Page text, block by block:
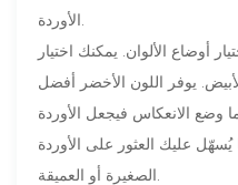
أوضاع الألوان. يمكنك اختيار
يوفر اللون الأخضر أفضل
وضع الانعكاس فيجعل الأوردة
يُسهّل عليك العثور على الأوردة